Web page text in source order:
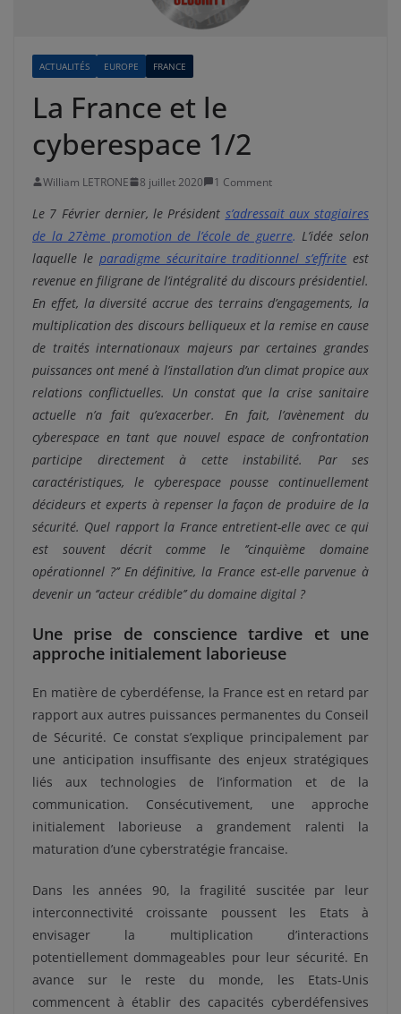
ACTUALITÉS EUROPE FRANCE
La France et le
cyberespace 1/2
William LETRONE 8 juillet 2020 1 Comment
Le 7 Février dernier, le Président s’adressait aux stagiaires
de la 27ème promotion de l’école de guerre. L’idée selon
laquelle le paradigme sécuritaire traditionnel s’effrite est
revenue en filigrane de l’intégralité du discours présidentiel.
En effet, la diversité accrue des terrains d’engagements, la
multiplication des discours belliqueux et la remise en cause
de traités internationaux majeurs par certaines grandes
puissancesont mené à l’installation d’un climat propice aux
relations conflictuelles. Un constat que la crise sanitaire
actuelle n’a fait qu’exacerber. En fait, l’avènement du
cyberespace en tant que nouvel espace de confrontation
participe directement à cette instabilité. Par ses
caractéristiques, le cyberespace pousse continuellement
décideurs et experts à repenser la façon de produire de la
sécurité. Quel rapport la France entretient-elle avec ce qui
est souvent décrit comme le ‘’cinquième domaine
opérationnel ?’’ En définitive, la France est-elle parvenue à
devenir un ‘’acteur crédible’’ du domaine digital ?
Une prise de conscience tardive et une
approche initialement laborieuse
En matière de cyberdéfense, la France est en retard par
rapport aux autres puissances permanentes du Conseil
de Sécurité. Ce constat s’explique principalement par
une anticipation insuffisante des enjeux stratégiques
liés aux technologies de l’information et de la
communication. Consécutivement, une approche
initialement laborieuse a grandement ralenti la
maturation d’une cyberstratégie francaise.
Dans les années 90, la fragilité suscitée par leur
interconnectivité croissante poussent les Etats à
envisager la multiplication d’interactions
potentiellement dommageables pour leur sécurité. En
avance sur le reste du monde, les Etats-Unis
commencent à établir des capacités cyberdéfensives